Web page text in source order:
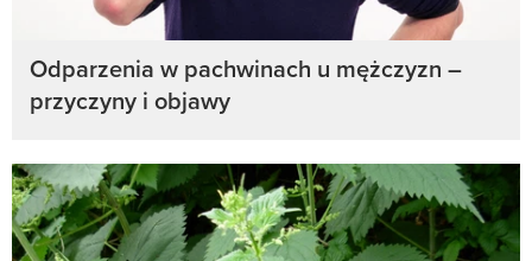
Odparzenia w pachwinach u mężczyzn –
przyczyny i objawy